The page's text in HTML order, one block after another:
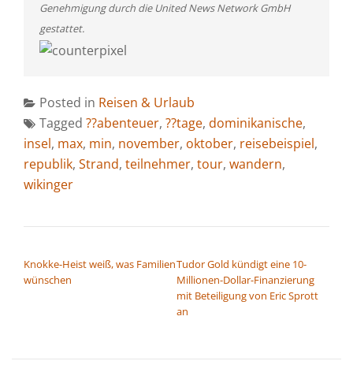
Genehmigung durch die United News Network GmbH
gestattet.
Posted in Reisen & Urlaub
Tagged ??abenteuer, ??tage, dominikanische,
insel, max, min, november, oktober, reisebeispiel,
republik, Strand, teilnehmer, tour, wandern,
wikinger
Knokke-Heist weiß, was Familien
wünschen
Tudor Gold kündigt eine 10-
Millionen-Dollar-Finanzierung
mit Beteiligung von Eric Sprott
an